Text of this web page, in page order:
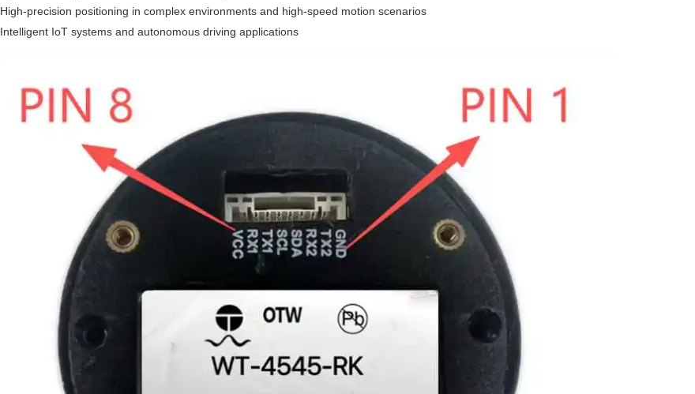
High-precision positioning in complex environments and high-speed motion scenarios
Intelligent IoT systems and autonomous driving applications